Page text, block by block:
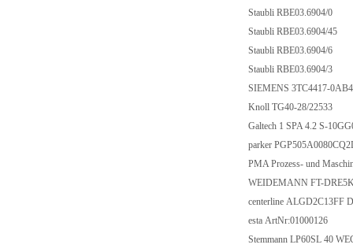
Staubli RBE03.6904/0
Staubli RBE03.6904/45
Staubli RBE03.6904/6
Staubli RBE03.6904/3
SIEMENS 3TC4417-
Knoll TG40-28/22533
Galtech 1 SPA 4.2 S-
parker
PMA Prozess- und
WEIDEMANN FT-
centerline ALGD2C13FF
esta ArtNr:01000126
Stemmann LP60SL 40